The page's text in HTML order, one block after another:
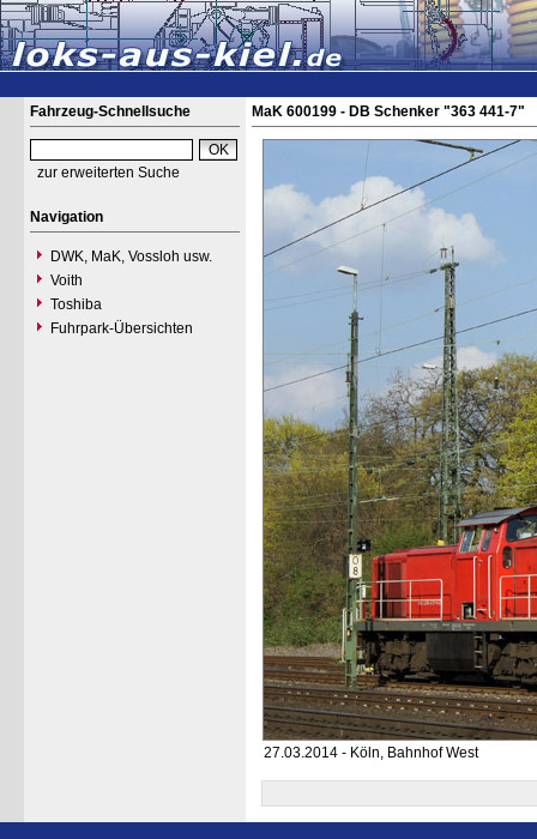
Fahrzeug-Schnellsuche
zur erweiterten Suche
Navigation
DWK, MaK, Vossloh usw.
Voith
Toshiba
Fuhrpark-Übersichten
MaK 600199 - DB Schenker "363 441-7"
27.03.2014 - Köln, Bahnhof West